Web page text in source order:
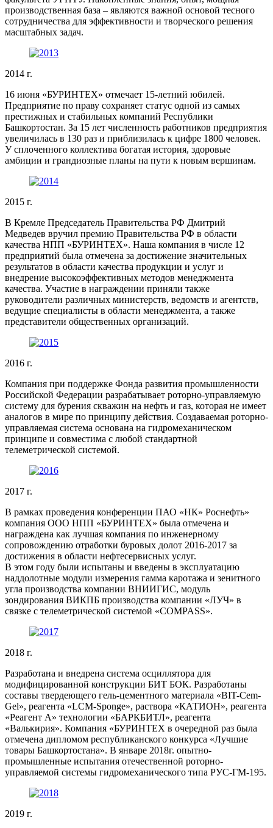
производственная база – являются важной основой тесного
сотрудничества для эффективности и творческого решения
масштабных задач.
2014 г.
16 июня «БУРИНТЕХ» отмечает 15-летний юбилей.
Предприятие по праву сохраняет статус одной из самых
престижных и стабильных компаний Республики
Башкортостан. За 15 лет численность работников предприятия
увеличилась в 130 раз и приблизилась к цифре 1800 человек.
У сплоченного коллектива богатая история, здоровые
амбиции и грандиозные планы на пути к новым вершинам.
2015 г.
В Кремле Председатель Правительства РФ Дмитрий
Медведев вручил премию Правительства РФ в области
качества НПП «БУРИНТЕХ». Наша компания в числе 12
предприятий была отмечена за достижение значительных
результатов в области качества продукции и услуг и
внедрение высокоэффективных методов менеджмента
качества. Участие в награждении приняли также
руководители различных министерств, ведомств и агентств,
ведущие специалисты в области менеджмента, а также
представители общественных организаций.
2016 г.
Компания при поддержке Фонда развития промышленности
Российской Федерации разрабатывает роторно-управляемую
систему для бурения скважин на нефть и газ, которая не имеет
аналогов в мире по принципу действия. Создаваемая роторно-
управляемая система основана на гидромеханическом
принципе и совместима с любой стандартной
телеметрической системой.
2017 г.
В рамках проведения конференции ПАО «НК» Роснефть»
компания ООО НПП «БУРИНТЕХ» была отмечена и
награждена как лучшая компания по инженерному
сопровождению отработки буровых долот 2016-2017 за
достижения в области нефтесервисных услуг.
В этом году были испытаны и введены в эксплуатацию
наддолотные модули измерения гамма каротажа и зенитного
угла производства компании ВНИИГИС, модуль
зондирования ВИКПБ производства компании «ЛУЧ» в
связке с телеметрической системой «COMPASS».
2018 г.
Разработана и внедрена система осциллятора для
модифицированной конструкции БИТ БОК. Разработаны
составы твердеющего гель-цементного материала «BIT-Cem-
Gel», реагента «LCM-Sponge», раствора «КАТИОН», реагента
«Реагент А» технологии «БАРКБИТЛ», реагента
«Валькирия». Компания «БУРИНТЕХ в очередной раз была
отмечена дипломом республиканского конкурса «Лучшие
товары Башкортостана». В январе 2018г. опытно-
промышленные испытания отечественной роторно-
управляемой системы гидромеханического типа РУС-ГМ-195.
2019 г.